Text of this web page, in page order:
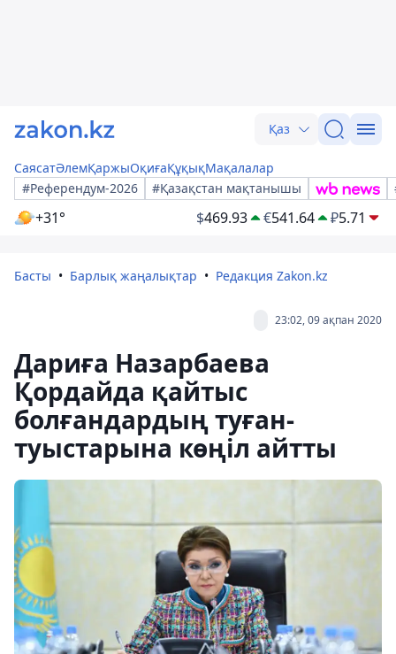
Қаз
СаясатӘлемҚаржыОқиғаҚұқықМақалалар
#Референдум-2026
#Қазақстан мақтанышы
+31° $469.93 €541.64 ₽5.71
Басты Барлық жаңалықтар Редакция Zakon.kz
23:02, 09 ақпан 2020
Дариға Назарбаева
Қордайда қайтыс
болғандардың туған-
туыстарына көңіл айтты